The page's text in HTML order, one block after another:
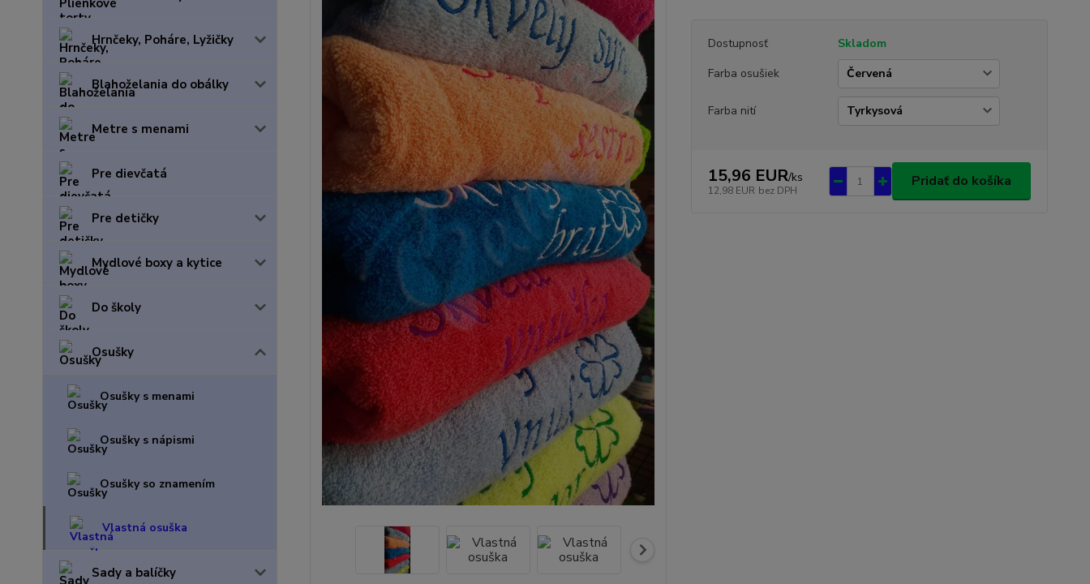
Hrnčeky, Poháre, Lyžičky
Blahoželania do obálky
Metre s menami
Pre dievčatá
Pre detičky
Mydlové boxy a kytice
Do školy
Osušky
Osušky s menami
Osušky s nápismi
Osušky so znamením
Vlastná osuška
Sady a balíčky
Dostupnosť
Skladom
Farba osušiek
Farba nití
15,96 EUR/ks
12,98 EUR bez DPH
Pridať do košíka